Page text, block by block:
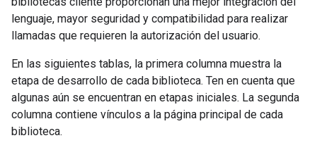
lenguaje, mayor seguridad y compatibilidad para realizar
llamadas que requieren la autorización del usuario.
En las siguientes tablas, la primera columna muestra la
etapa de desarrollo de cada biblioteca. Ten en cuenta que
algunas aún se encuentran en etapas iniciales. La segunda
columna contiene vínculos a la página principal de cada
biblioteca.